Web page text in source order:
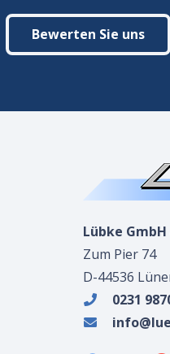
Bewerten Sie uns
Lübke GmbH
Zum Pier 74
D-44536
0231